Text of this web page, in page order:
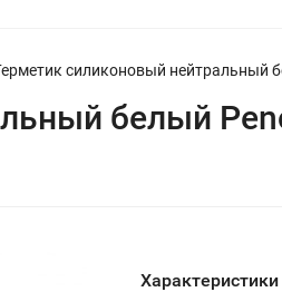
силиконовый нейтральный
белый
Характеристики